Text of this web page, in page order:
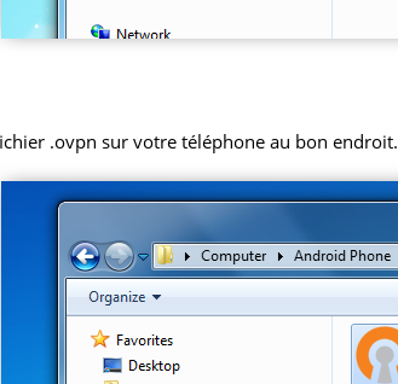
.ovpn sur votre téléphone au bon endroit.